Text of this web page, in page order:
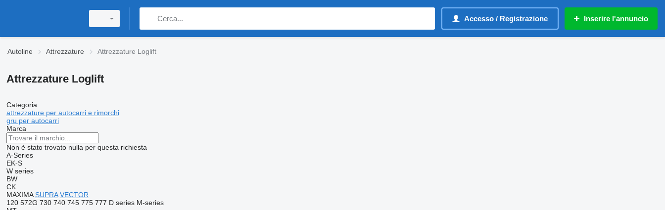
Accesso / Registrazione Inserire l'annuncio
Autoline Attrezzature Attrezzature Loglift
Attrezzature Loglift
Categoria
attrezzature per autocarri e rimorchi
gru per autocarri
Marca
Non è stato trovato nulla per questa richiesta
A-Series
EK-S
W series
BW
CK
MAXIMA SUPRA VECTOR
120 572G 730 740 745 775 777 D series M-series